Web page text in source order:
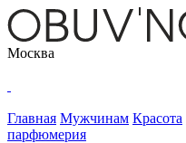
Москва
Главная Мужчинам Красота
парфюмерия